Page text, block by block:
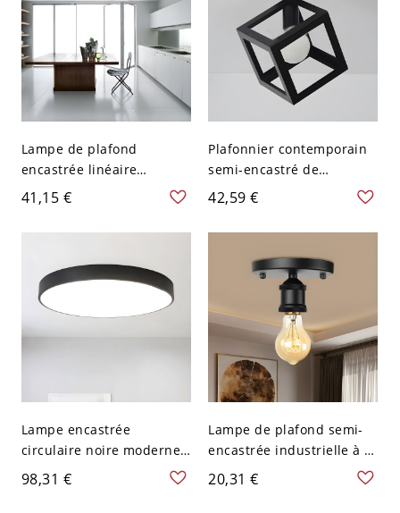
Lampe de plafond
encastrée linéaire
contemporaine en
aluminium noir avec
éclairage LED pour
41,15 €
Plafonnier contemporain
semi-encastré de
chambre carrée en métal
noir à 1 ampoule
42,59 €
Lampe encastrée
circulaire noire moderne
LED, plafonnier en
acrylique avec lumière
98,31 €
Lampe de plafond semi-
encastrée industrielle à 1
tête en métal nu noir
20,31 €